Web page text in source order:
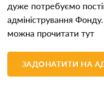
дуже потребуємо
адміністрування
можна прочитати тут
ЗАДОНАТИТИ НА